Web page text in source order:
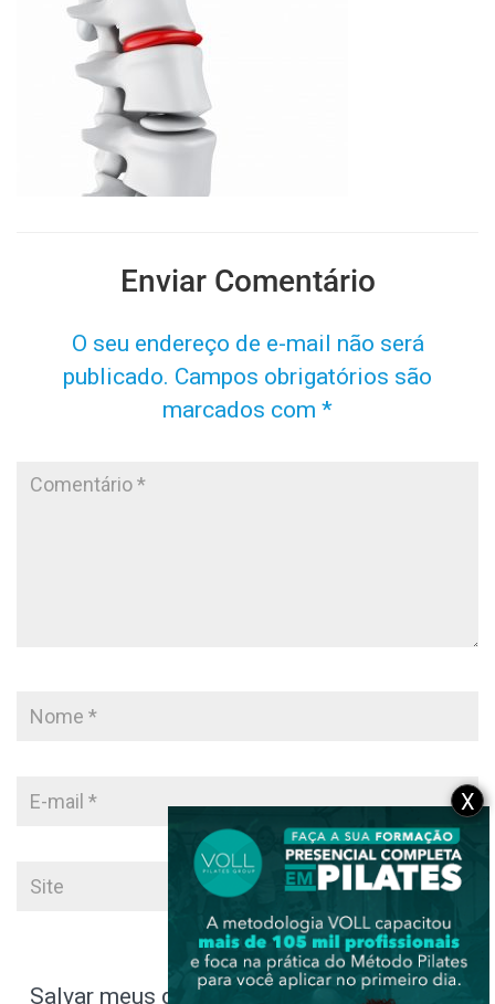
Enviar Comentário
O seu endereço de e-mail não será
publicado. Campos obrigatórios são
marcados com *
Salvar meus dados neste navegador para a
X